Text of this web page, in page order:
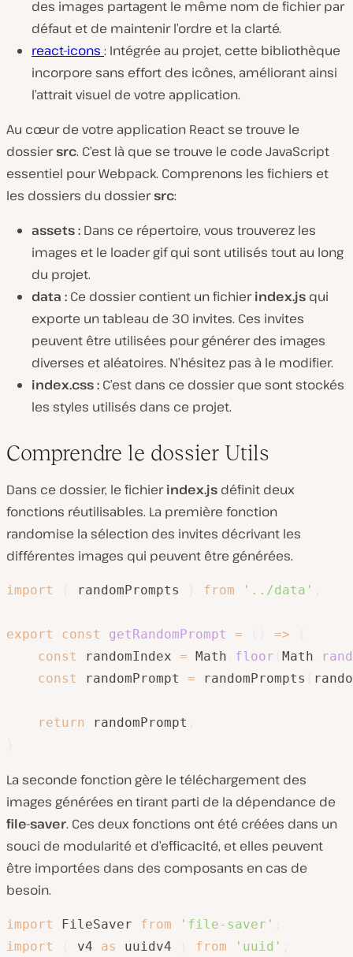
des images partagent le même nom de fichier par
défaut et de maintenir l’ordre et la clarté.
react-icons : Intégrée au projet, cette bibliothèque
incorpore sans effort des icônes, améliorant ainsi
l’attrait visuel de votre application.
Au cœur de votre application React se trouve le
dossiersrc. C’est là que se trouve le code JavaScript
essentiel pour Webpack. Comprenons les fichiers et
les dossiers du dossiersrc:
assets : Dans ce répertoire, vous trouverez les
images et le loader gif qui sont utilisés tout au long
du projet.
data : Ce dossier contient un fichierindex.js qui
exporte un tableau de 30 invites. Ces invites
peuvent être utilisées pour générer des images
diverses et aléatoires. N’hésitez pas à le modifier.
index.css : C’est dans ce dossier que sont stockés
les styles utilisés dans ce projet.
Comprendre le dossier Utils
Dans ce dossier, le fichierindex.js définit deux
fonctions réutilisables. La première fonction
randomise la sélection des invites décrivant les
différentes images qui peuvent être générées.
import randomPrompts from '../data'
export const getRandomPrompt = =>
const
randomIndex = Math floor Math
const
randomPrompt = randomPrompts
return randomPrompt
La seconde fonction gère le téléchargement des
images générées en tirant parti de la dépendance de
file-saver. Ces deux fonctions ont été créées dans un
souci de modularité et d’efficacité, et elles peuvent
être importées dans des composants en cas de
besoin.
import FileSaver from 'file-saver'
import
v4 as uuidv4 from 'uuid'